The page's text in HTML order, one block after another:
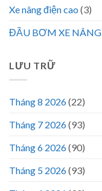
Xe nâng điện cao (3)
ĐẦU BƠM XE NÂNG
LƯU TRỮ
Tháng 8 2026(22)
Tháng 7 2026(93)
Tháng 6 2026(90)
Tháng 5 2026(93)